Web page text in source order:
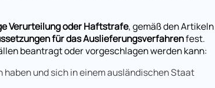
Verurteilung oder Haftstrafe, gemäß den Artikeln
für das Auslieferungsverfahrenfest.
beantragt oder vorgeschlagen werden kann:
und sich in einem ausländischen Staat